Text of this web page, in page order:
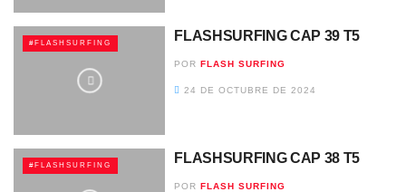
#FLASHSURFING FLASHSURFING CAP 39 T5
POR FLASH SURFING
24 DE OCTUBRE DE 2024
#FLASHSURFING FLASHSURFING CAP 38 T5
POR FLASH SURFING